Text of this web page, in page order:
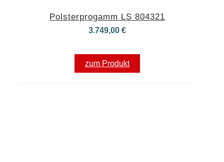
Polsterprogamm LS 804321
3.749,00 €
zum Produkt